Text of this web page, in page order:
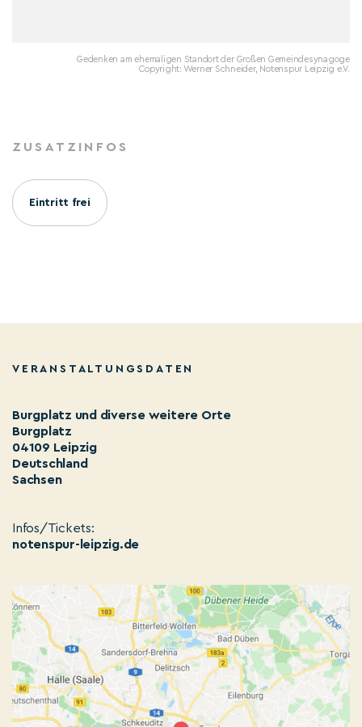
Gedenken am ehemaligen Standort der Großen Gemeindesynagoge
Copyright: Werner Schneider, Notenspur Leipzig e.V.
ZUSATZINFOS
Eintritt frei
VERANSTALTUNGSDATEN
Burgplatz und diverse weitere Orte
Burgplatz
04109 Leipzig
Deutschland
Sachsen
Infos/Tickets:
notenspur-leipzig.de